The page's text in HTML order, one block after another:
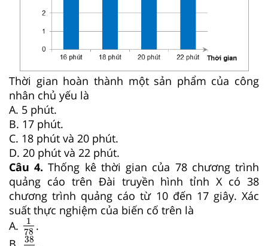
Thời gian hoàn thành một sản phẩm của công
nhân chủ yếu là
A. 5 phút.
B. 17 phút.
C. 18 phút và 20 phút.
D. 20 phút và 22 phút.
Câu 4.Thống kê thời gian của 78 chương trình
quảng cáo trên Đài truyền hình tỉnh X có 38
chương trình quảng cáo từ 10 đến 17 giây. Xác
suất thực nghiệm của biến cố trên là
A.
1
78
178
.
38
3878